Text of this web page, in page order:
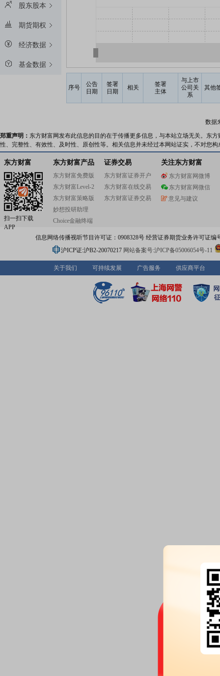
股东股本
期货期权
经济数据
基金数据
序号
公告
日期
签署
日期
相关
签署
主体
与上市
公司关
系
其他
数据
郑重声明： 东方财富网发布此信息的目的在于传播更多信息，与本站立场无关。东
性、完整性、有效性、及时性、原创性等。相关信息并未经过本网站证实，不对您
东方财富
扫一扫下载
APP
东方财富产品
东方财富免费版
东方财富Level-2
东方财富策略版
妙想投研助理
Choice金融终端
证券交易
东方财富证券开户
东方财富在线交易
东方财富证券交易
关注东方财富
东方财富网微博
东方财富网微信
意见与建议
信息网络传播视听节目许可证：0908328号 经营证券期货业务许可证编
沪ICP证:沪B2-20070217 网站备案号:沪ICP备05006054号-11
关于我们 可持续发展 广告服务 供应商平台